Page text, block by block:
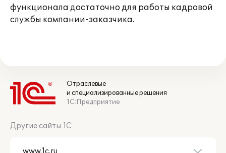
функционала достаточно для работы кадровой
службы компании-заказчика.
Отраслевые
и специализированные решения
1С:Предприятие
Другие сайты 1С